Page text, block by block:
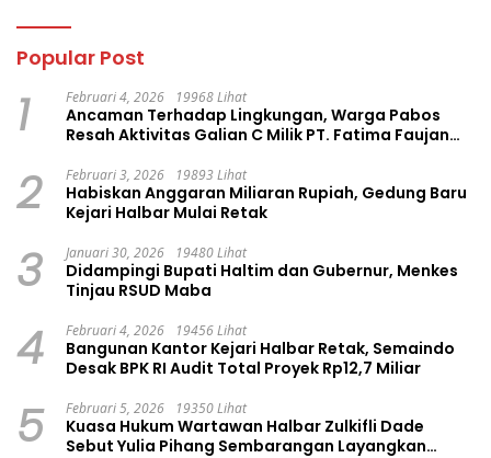
Popular Post
1 Februari 4, 2026 19968 Lihat
Ancaman Terhadap Lingkungan, Warga Pabos
Resah Aktivitas Galian C Milik PT. Fatima Faujan
2 Februari 3, 2026 19893 Lihat
Habiskan Anggaran Miliaran Rupiah, Gedung Baru
Kejari Halbar Mulai Retak
3 Januari 30, 2026 19480 Lihat
Didampingi Bupati Haltim dan Gubernur, Menkes
Tinjau RSUD Maba
4 Februari 4, 2026 19456 Lihat
Bangunan Kantor Kejari Halbar Retak, Semaindo
Desak BPK RI Audit Total Proyek Rp12,7 Miliar
5 Februari 5, 2026 19350 Lihat
Kuasa Hukum Wartawan Halbar Zulkifli Dade
Sebut Yulia Pihang Sembarangan Layangkan